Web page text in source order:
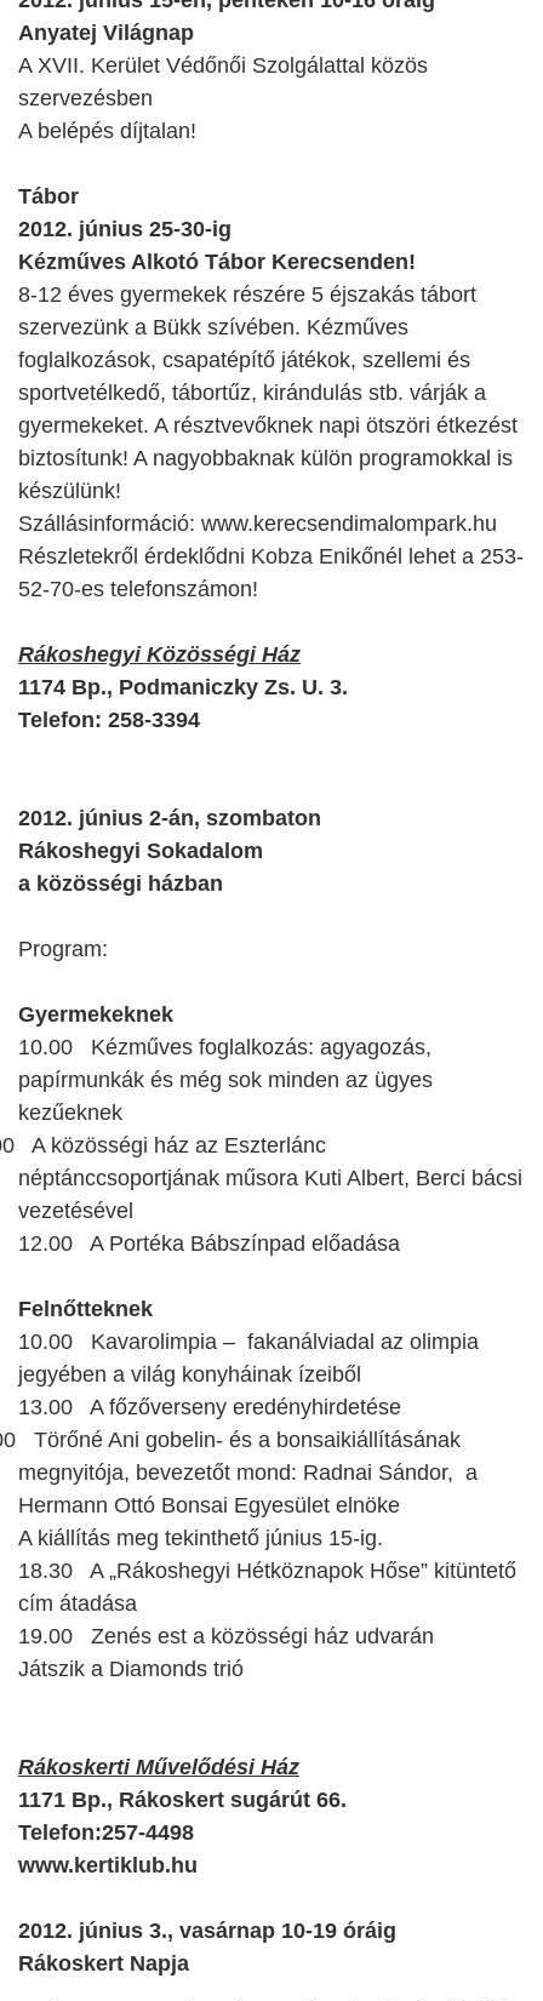
Anyatej Világnap
A XVII. Kerület Védőnői Szolgálattal közös
szervezésben
A belépés díjtalan!
Tábor
2012. június 25-30-ig
Kézműves Alkotó Tábor Kerecsenden!
8-12 éves gyermekek részére 5 éjszakás tábort
szervezünk a Bükk szívében. Kézműves
foglalkozások, csapatépítő játékok, szellemi és
sportvetélkedő, tábortűz, kirándulás stb. várják a
gyermekeket. A résztvevőknek napi ötszöri étkezést
biztosítunk! A nagyobbaknak külön programokkal is
készülünk!
Szállásinformáció: www.kerecsendimalompark.hu
Részletekről érdeklődni Kobza Enikőnél lehet a 253-
52-70-es telefonszámon!
Rákoshegyi Közösségi Ház
1174 Bp., Podmaniczky Zs. U. 3.
Telefon: 258-3394
2012. június 2-án, szombaton
Rákoshegyi Sokadalom
a közösségi házban
Program:
Gyermekeknek
10.00 Kézműves foglalkozás: agyagozás,
papírmunkák és még sok minden az ügyes
kezűeknek
A közösségi ház az Eszterlánc
néptánccsoportjának műsora Kuti Albert, Berci bácsi
vezetésével
12.00 A Portéka Bábszínpad előadása
Felnőtteknek
10.00 Kavarolimpia – fakanálviadal az olimpia
jegyében a világ konyháinak ízeiből
13.00 A főzőverseny eredényhirdetése
Törőné Ani gobelin- és a bonsaikiállításának
megnyitója, bevezetőt mond: Radnai Sándor, a
Hermann Ottó Bonsai Egyesület elnöke
A kiállítás meg tekinthető június 15-ig.
18.30 A „Rákoshegyi Hétköznapok Hőse” kitüntető
cím átadása
19.00 Zenés est a közösségi ház udvarán
Játszik a Diamonds trió
Rákoskerti Művelődési Ház
1171 Bp., Rákoskert sugárút 66.
Telefon:257-4498
www.kertiklub.hu
2012. június 3., vasárnap 10-19 óráig
Rákoskert Napja